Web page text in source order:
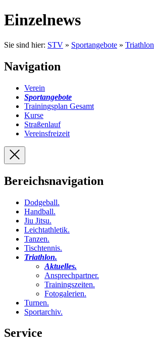
Einzelnews
Sie sind hier: STV » Sportangebote » Triathlon
Navigation
Verein
Sportangebote
Trainingsplan Gesamt
Kurse
Straßenlauf
Vereinsfreizeit
Bereichsnavigation
Dodgeball.
Handball.
Jiu Jitsu.
Leichtathletik.
Tanzen.
Tischtennis.
Triathlon.
Aktuelles.
Ansprechpartner.
Trainingszeiten.
Fotogalerien.
Turnen.
Sportarchiv.
Service